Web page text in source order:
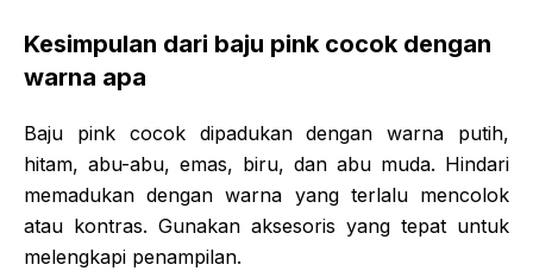
Kesimpulan dari baju pink cocok dengan
warna apa
Baju pink cocok dipadukan dengan warna putih,
hitam, abu-abu, emas, biru, dan abu muda. Hindari
memadukan dengan warna yang terlalu mencolok
atau kontras. Gunakan aksesoris yang tepat untuk
melengkapi penampilan.